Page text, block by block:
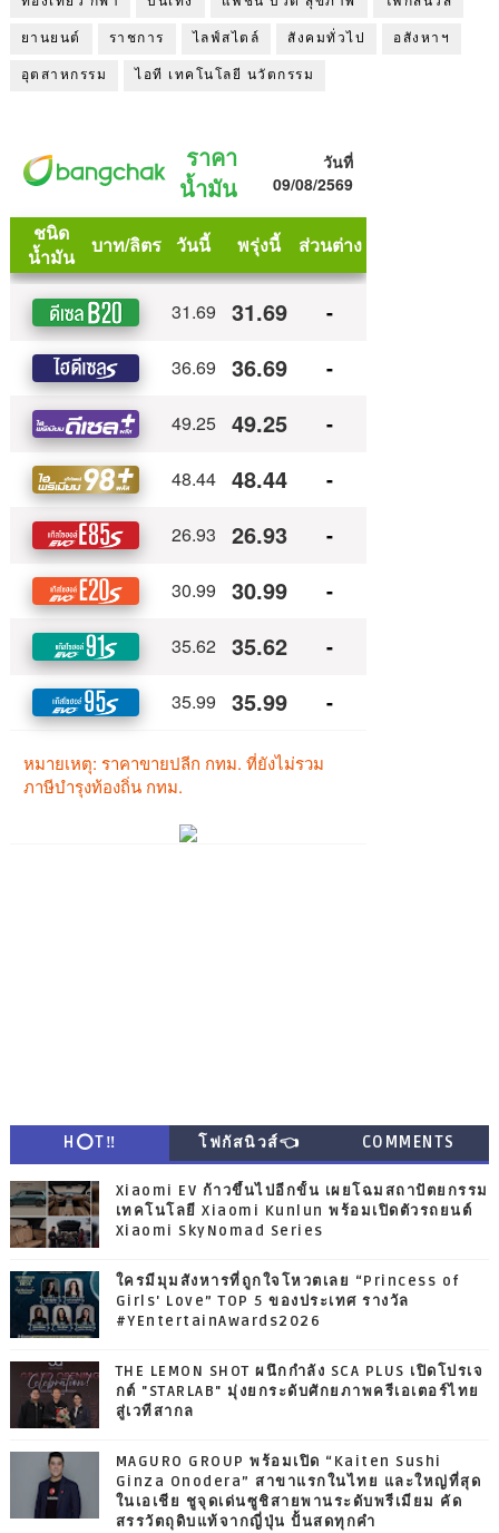
ยานยนต์ ราชการ ไลฟ์สไตล์ สังคมทั่วไป อสังหาฯ
อุตสาหกรรม ไอที เทคโนโลยี นวัตกรรม
H⭕T‼ โฟกัสนิวส์👈 COMMENTS
Xiaomi EV ก้าวขึ้นไปอีกขั้น เผยโฉมสถาปัตยกรรม
เทคโนโลยี Xiaomi Kunlun พร้อมเปิดตัวรถยนต์
Xiaomi SkyNomad Series
ใครมีมุมสังหารที่ถูกใจโหวตเลย “Princess of
Girls' Love” TOP 5 ของประเทศ รางวัล
#YEntertainAwards2026
THE LEMON SHOT ผนึกกำลัง SCA PLUS เปิดโปรเจ
กต์ "STARLAB" มุ่งยกระดับศักยภาพครีเอเตอร์ไทย
สู่เวทีสากล
MAGURO GROUP พร้อมเปิด “Kaiten Sushi
Ginza Onodera” สาขาแรกในไทย และใหญ่ที่สุด
ในเอเชีย ชูจุดเด่นซูชิสายพานระดับพรีเมียม คัด
สรรวัตถุดิบแท้จากญี่ปุ่น ปั้นสดทุกคำ